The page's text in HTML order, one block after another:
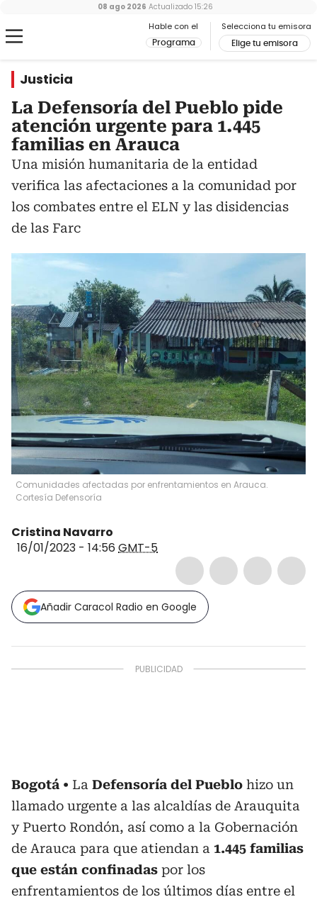
Hable con el
Programa
Selecciona tu emisora
Elige tu emisora
08 ago 2026 Actualizado 15:26
Justicia
La Defensoría del Pueblo pide
atención urgente para 1.445
familias en Arauca
Una misión humanitaria de la entidad
verifica las afectaciones a la comunidad por
los combates entre el ELN y las disidencias
de las Farc
Comunidades afectadas por enfrentamientos en Arauca.
Cortesía Defensoría
Cristina Navarro
16/01/2023 - 14:56 GMT-5
Añadir Caracol Radio en Google
Bogotá La Defensoría del Pueblo hizo un
llamado urgente a las alcaldías de Arauquita
y Puerto Rondón, así como a la Gobernación
de Arauca para que atiendan a 1.445 familias
que están confinadas por los
enfrentamientos de los últimos días entre el